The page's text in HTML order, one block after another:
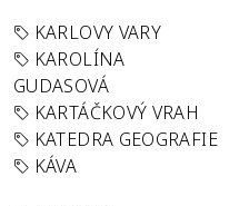
KARLOVY VARY
KAROLÍNA
GUDASOVÁ
KARTÁČKOVÝ VRAH
KATEDRA GEOGRAFIE
KÁVA